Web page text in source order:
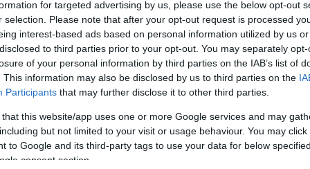
for targeted advertising by us, please use the below opt-out
selection. Please note that after your opt-out request is processed
interest-based ads based on personal information utilized by us
to third parties prior to your opt-out. You may separately
of your personal information by third parties on the IAB’s list of
This information may also be disclosed by us to third parties on the
Participants that may further disclose it to other third parties.
that this website/app uses one or more Google services and may
but not limited to your visit or usage behaviour. You may
to Google and its third-party tags to use your data for below
consent section.
stiamo confrontando con persone che non
‘reale’. Quindi sono felice di pubblicare
‘perfetto’ o non perfetto (qualunque cosa
che io possa fare in modo che una
disagio con se stessa.